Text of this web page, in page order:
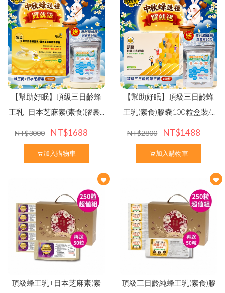
【幫助好眠】頂級三日齡蜂
王乳+日本芝麻素(素食)膠囊...
NT$3000 NT$1688
加入購物車
【幫助好眠】頂級三日齡蜂
王乳(素食)膠囊100粒盒裝/...
NT$2800 NT$1488
加入購物車
頂級蜂王乳+日本芝麻素(素
頂級三日齡純蜂王乳(素食)膠